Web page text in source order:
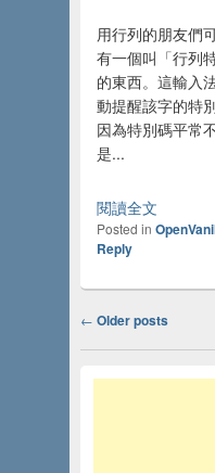
用行列的朋友們
有一個叫「行列
的東西。這輸入
動提醒該字的特
因為特別碼平常
是...
閱讀全文
Posted in
Reply
Post navigation
← Older posts